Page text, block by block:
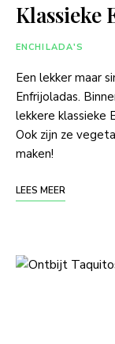
Klassieke
ENCHILADA'S
Een lekker maar
Enfrijoladas.
lekkere klassieke
Ook zijn ze
maken!
LEES MEER